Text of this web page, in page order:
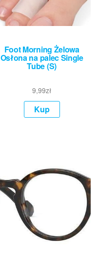
Foot Morning Żelowa
Osłona na palec Single
Tube (S)
9,99zł
Kup